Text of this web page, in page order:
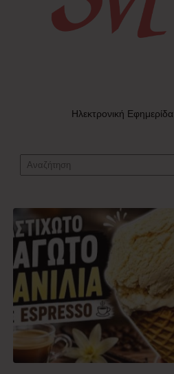
Ηλεκτρονική Εφημερίδα